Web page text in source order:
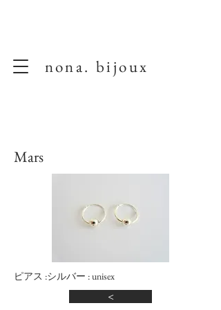
nona. bijoux
Mars
ピアス :シルバー : unisex
<